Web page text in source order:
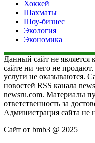
Хоккей
Шахматы
Шоу-бизнес
Экология
Экономика
Данный сайт не является
сайте ни чего не
услуги не оказываются.
новостей RSS канала
newsru.com. Материалы
ответственность за
Администрация сайта не
Сайт от bmb3 @ 2025